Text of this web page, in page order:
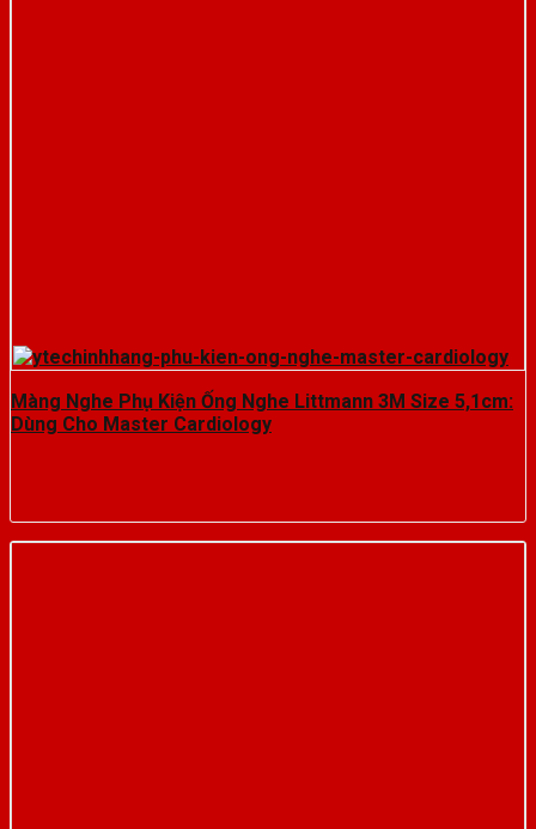
Màng Nghe Phụ Kiện Ống Nghe Littmann 3M Size 5,1cm:
Dùng Cho Master Cardiology